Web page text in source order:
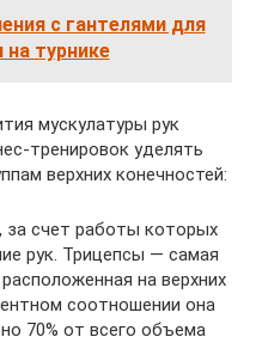
с гантелями для
на турнике
мускулатуры рук
тренировок уделять
верхних конечностей:
счет работы которых
рук. Трицепсы — самая
на верхних
соотношении она
70% от всего объема